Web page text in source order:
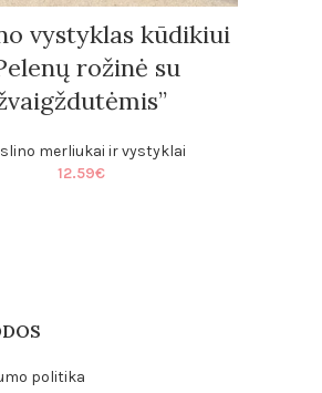
vystyklas kūdikiui
rožinė su
merliukai ir vystyklai
12.59€
politika